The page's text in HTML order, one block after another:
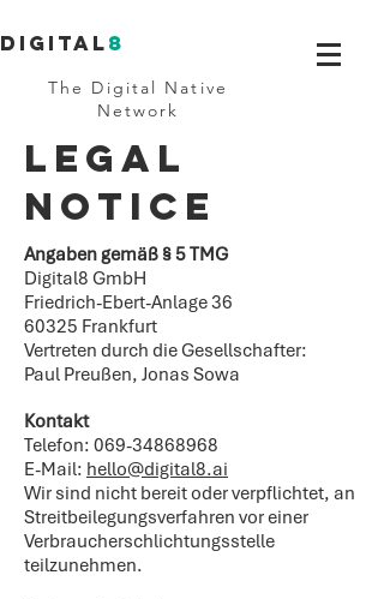
Digital8
The Digital Native
Network
LEgal
Notice
Angaben gemäß § 5 TMG
Digital8 GmbH
Friedrich-Ebert-Anlage 36
60325 Frankfurt
Vertreten durch die Gesellschafter:
Paul Preußen, Jonas Sowa
Kontakt
Telefon: 069-34868968
E-Mail: hello@digital8.ai
Wir sind nicht bereit oder verpflichtet, an
Streitbeilegungsverfahren vor einer
Verbraucherschlichtungsstelle
teilzunehmen.